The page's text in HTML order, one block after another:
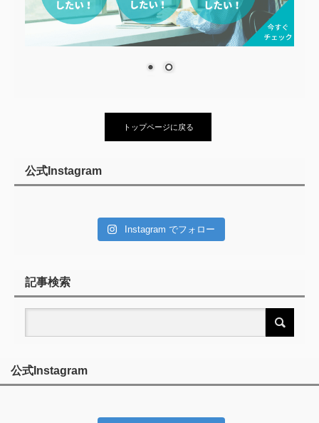
トップページに戻る
公式Instagram
Instagram でフォロー
記事検索
公式Instagram